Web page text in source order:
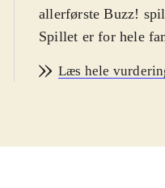
allerførste Buzz!
Spillet er for hele
engelsk.
deltage i tv-quizzen
Læs hele